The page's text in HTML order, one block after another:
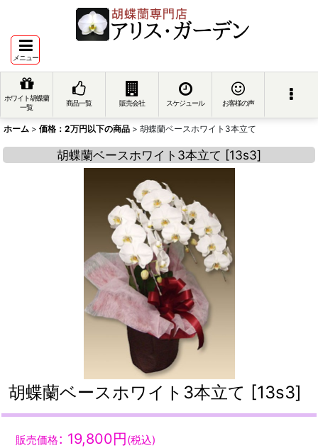
メニュー
ホワイト胡蝶蘭
一覧
商品一覧 販売会社 スケジュール お客様の声
ホーム > 価格：2万円以下の商品 > 胡蝶蘭ベースホワイト3本立て
胡蝶蘭ベースホワイト3本立て [13s3]
胡蝶蘭ベースホワイト3本立て [13s3]
販売価格: 19,800円(税込)